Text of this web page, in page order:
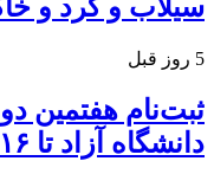
سیلاب و گرد و
5 روز قبل
ثبت‌نام هفتمین
دانشگاه آزاد تا ۱۶ مرداد تمدید شد